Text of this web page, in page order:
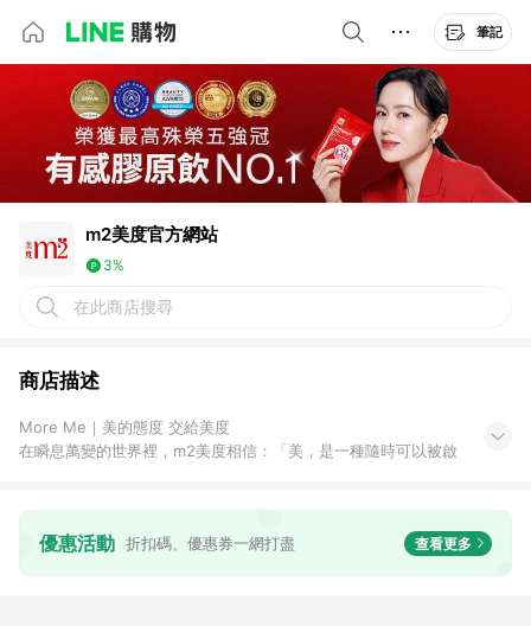
筆記
m2美度官方網站
3%
在此商店搜尋
商店描述
More Me｜美的態度 交給美度
在瞬息萬變的世界裡，m2美度相信：「美，是一種隨時可以被啟
的體貼把握——穩定、自在，且帶有呼吸般自然的韻律。
優惠活動 折扣碼、優惠券一網打盡 查看更多